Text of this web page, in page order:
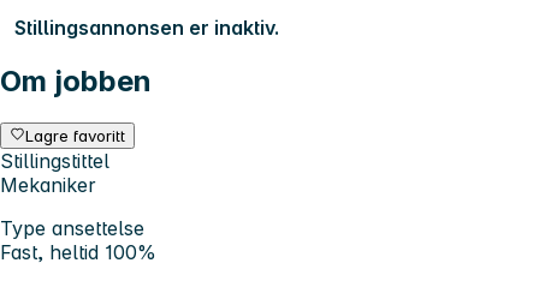
Stillingsannonsen er inaktiv.
Om jobben
Lagre favoritt
Stillingstittel
Mekaniker
Type ansettelse
Fast, heltid 100%